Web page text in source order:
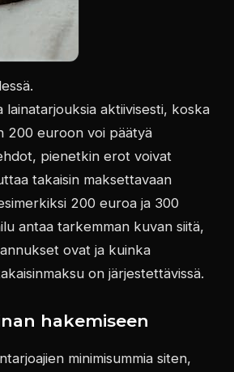
lainatarjouksia aktiivisesti, koska
200 euroon voi päätyä
pienetkin erot voivat
takaisin maksettavaan
200 euroa ja 300
antaa tarkemman kuvan siitä,
ovat ja kuinka
on järjestettävissä.
hakemiseen
minimisummia siten,